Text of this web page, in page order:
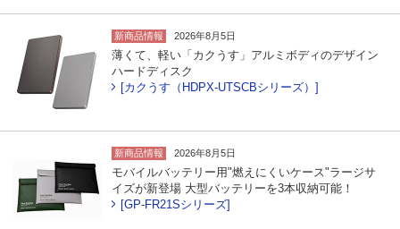
新商品情報 2026年8月5日
薄くて、軽い「カクうす」アルミボディのデザイン
ハードディスク
[カクうす（HDPX-UTSCBシリーズ）]
新商品情報 2026年8月5日
モバイルバッテリー用"燃えにくいケース"ラージサ
イズが新登場 大型バッテリーを3本収納可能！
[GP-FR21Sシリーズ]